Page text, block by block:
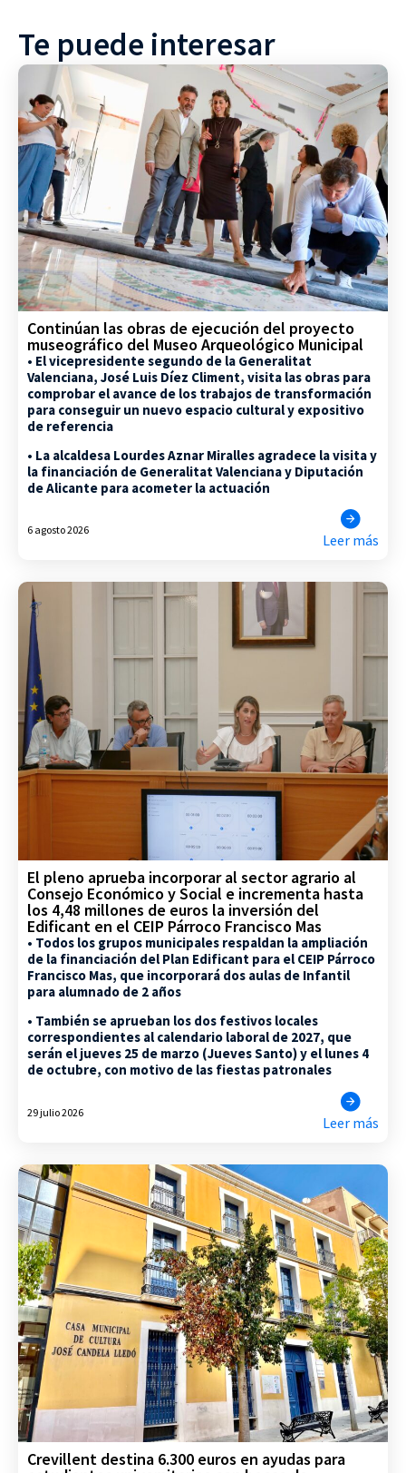
Te puede interesar
Continúan las obras de ejecución del proyecto
museográfico del Museo Arqueológico Municipal
• El vicepresidente segundo de la Generalitat
Valenciana, José Luis Díez Climent, visita las obras para
comprobar el avance de los trabajos de transformación
para conseguir un nuevo espacio cultural y expositivo
de referencia
• La alcaldesa Lourdes Aznar Miralles agradece la visita y
la financiación de Generalitat Valenciana y Diputación
de Alicante para acometer la actuación
6 agosto 2026
Leer más
El pleno aprueba incorporar al sector agrario al
Consejo Económico y Social e incrementa hasta
los 4,48 millones de euros la inversión del
Edificant en el CEIP Párroco Francisco Mas
• Todos los grupos municipales respaldan la ampliación
de la financiación del Plan Edificant para el CEIP Párroco
Francisco Mas, que incorporará dos aulas de Infantil
para alumnado de 2 años
• También se aprueban los dos festivos locales
correspondientes al calendario laboral de 2027, que
serán el jueves 25 de marzo (Jueves Santo) y el lunes 4
de octubre, con motivo de las fiestas patronales
29 julio 2026
Leer más
Crevillent destina 6.300 euros en ayudas para